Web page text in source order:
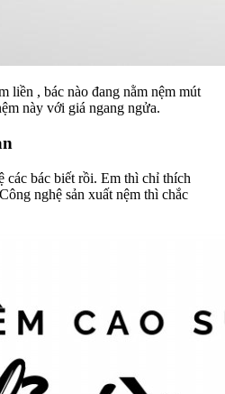
liền , bác nào đang nằm nệm mút
này với giá ngang ngửa.
các bác biết rồi. Em thì chỉ thích
nghệ sản xuất nệm thì chắc